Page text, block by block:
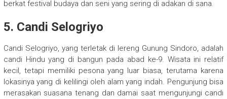
berkat festival budaya dan seni yang sering di adakan di sana.
5. Candi Selogriyo
Candi Selogriyo, yang terletak di lereng Gunung Sindoro, adalah
candi Hindu yang di bangun pada abad ke-9. Wisata ini relatif
kecil, tetapi memiliki pesona yang luar biasa, terutama karena
lokasinya yang di kelilingi oleh alam yang indah. Pengunjung bisa
merasakan suasana tenang dan damai saat mengunjungi candi